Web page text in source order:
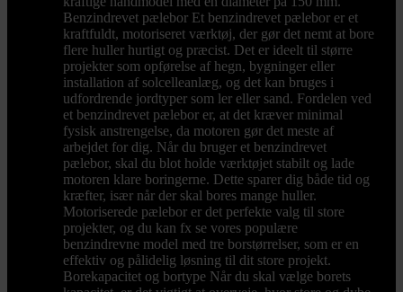
Benzindrevet pælebor Et benzindrevet pælebor er et
kraftfuldt, motoriseret værktøj, der gør det nemt at bore
flere huller hurtigt og præcist. Det er ideelt til større
projekter som opførelse af hegn, bygninger eller
installation af solcelleanlæg, og det kan bruges i
udfordrende jordtyper som ler eller sand. Fordelen ved
et benzindrevet pælebor er, at det kræver minimal
fysisk anstrengelse, da motoren gør det meste af
arbejdet for dig. Når du bruger et benzindrevet
pælebor, skal du blot holde værktøjet stabilt og lade
motoren klare boringerne. Dette sparer dig både tid og
kræfter, især når der skal bores mange huller.
Motoriserede pælebor er det perfekte valg til store
projekter, og du kan fx se vores populære
benzindrevne model med tre borstørrelser, som er en
effektiv og pålidelig løsning til dit store projekt.
Borekapacitet og bortype Når du skal vælge borets